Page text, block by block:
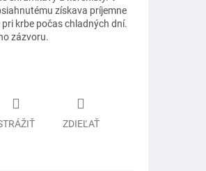
získava príjemne
krbe počas chladných dní.
zázvoru.
ZDIEĽAŤ